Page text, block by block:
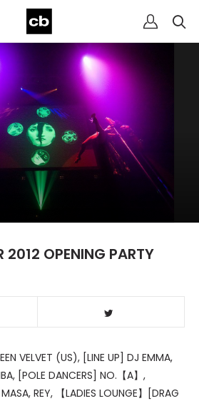
OPENING PARTY
VELVET (US), [LINE UP] DJ EMMA,
[POLE DANCERS] NO.【A】,
REY, 【LADIES LOUNGE】[DRAG